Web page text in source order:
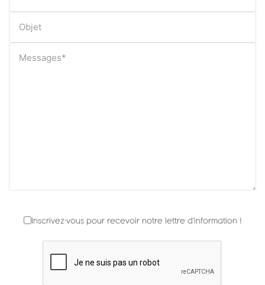
Inscrivez-vous pour recevoir notre lettre d'information !